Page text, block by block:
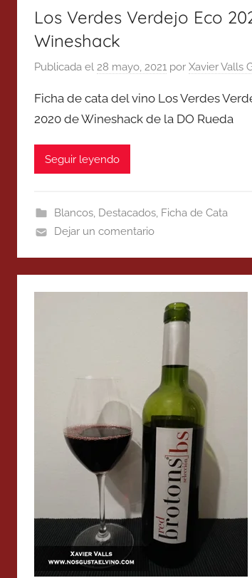
Los Verdes Verdejo Eco
Wineshack
Publicada el 28 mayo, 2021 por Xavier Valls
Ficha de cata del vino Los Verdes
2020 de Wineshack de la DO Rueda
Seguir leyendo
Blancos, Destacados, Ficha de Cata
Dejar un comentario